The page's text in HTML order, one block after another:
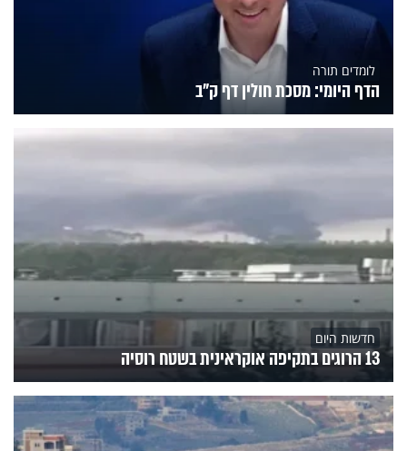
לומדים תורה
הדף היומי: מסכת חולין דף ק"ב
חדשות היום
13 הרוגים בתקיפה אוקראינית בשטח רוסיה